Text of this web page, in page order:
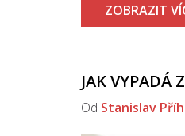
ZOBRAZIT
JAK VYPADÁ
Od Stanislav